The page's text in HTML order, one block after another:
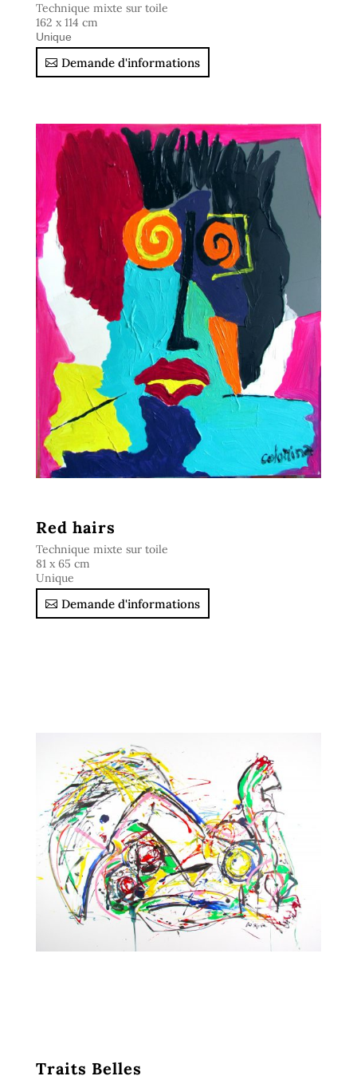
Technique mixte sur toile
162 x 114 cm
Unique
Demande d'informations
Red hairs
Technique mixte sur toile
81 x 65 cm
Unique
Demande d'informations
Traits Belles